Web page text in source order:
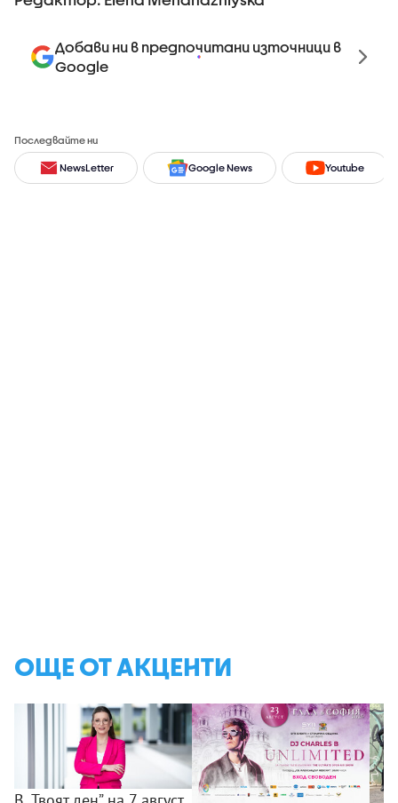
Добави ни в предпочитани източници в
Google
Последвайте ни
NewsLetter Google News Youtube
ОЩЕ ОТ АКЦЕНТИ